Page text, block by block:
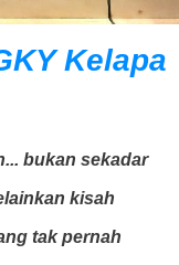
Kelapa
bukan sekadar
kisah
tak pernah